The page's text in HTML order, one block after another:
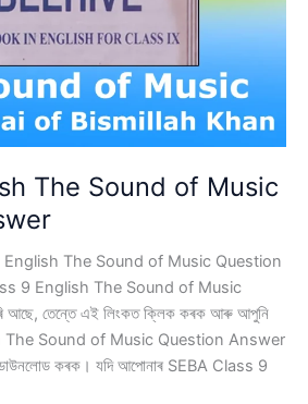
The Sound of Music
English The Sound of Music Question
9 English The Sound of Music
আছে, তেন্তে এই লিংকত ক্লিক কৰক আৰু আপুনি
The Sound of Music Question Answer
কৰক। যদি আপোনাৰ SEBA Class 9